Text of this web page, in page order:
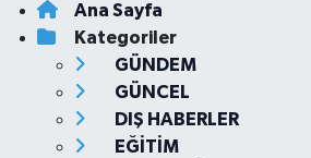
Ana Sayfa
Kategoriler
GÜNDEM
GÜNCEL
DIŞ HABERLER
EĞİTİM